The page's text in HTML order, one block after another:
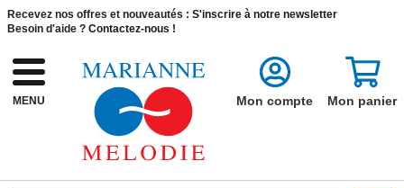
Recevez nos offres et nouveautés : S'inscrire à notre newsletter
Besoin d'aide ? Contactez-nous !
MENU Mon compte Mon panier